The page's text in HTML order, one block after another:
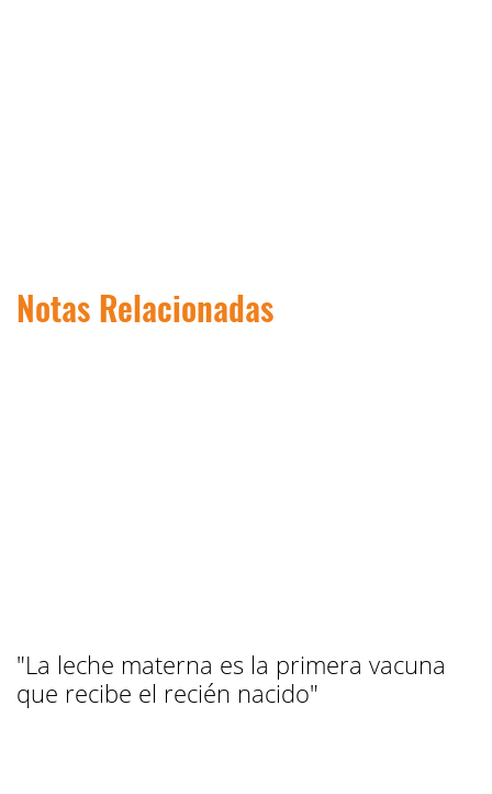
Notas Relacionadas
"La leche materna es la primera vacuna
que recibe el recién nacido"